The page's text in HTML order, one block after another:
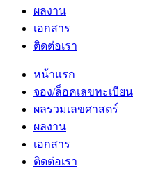
ผลงาน
เอกสาร
ติดต่อเรา
หน้าแรก
จอง/ล็อคเลขทะเบียน
ผลรวมเลขศาสตร์
ผลงาน
เอกสาร
ติดต่อเรา